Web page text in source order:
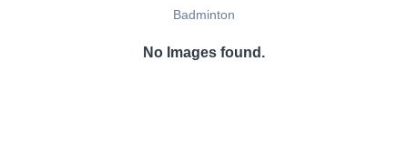
Badminton
No Images found.